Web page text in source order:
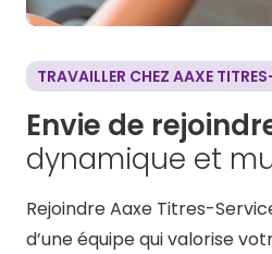
TRAVAILLER CHEZ AAXE
Envie de
dynamique et
Rejoindre Aaxe Titres-
d’une équipe qui valorise